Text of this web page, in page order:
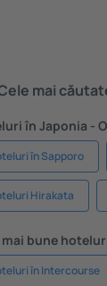
mai
în Japonia -
în Sapporo
Hirakata
mai bune
în Intercourse